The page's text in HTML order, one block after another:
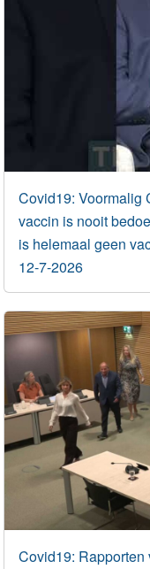
Covid19: Voormalig
vaccin is nooit
is helemaal geen
12-7-2026
Covid19: Rapporten